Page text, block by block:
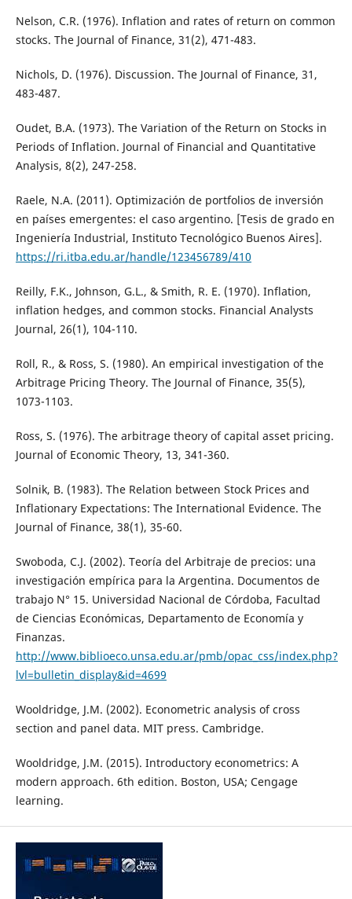
Nelson, C.R. (1976). Inflation and rates of return on common
stocks. The Journal of Finance, 31(2), 471-483.
Nichols, D. (1976). Discussion. The Journal of Finance, 31,
483-487.
Oudet, B.A. (1973). The Variation of the Return on Stocks in
Periods of Inflation. Journal of Financial and Quantitative
Analysis, 8(2), 247-258.
Raele, N.A. (2011). Optimización de portfolios de inversión
en países emergentes: el caso argentino. [Tesis de grado en
Ingeniería Industrial, Instituto Tecnológico Buenos Aires].
https://ri.itba.edu.ar/handle/123456789/410
Reilly, F.K., Johnson, G.L., & Smith, R. E. (1970). Inflation,
inflation hedges, and common stocks. Financial Analysts
Journal, 26(1), 104-110.
Roll, R., & Ross, S. (1980). An empirical investigation of the
Arbitrage Pricing Theory. The Journal of Finance, 35(5),
1073-1103.
Ross, S. (1976). The arbitrage theory of capital asset pricing.
Journal of Economic Theory, 13, 341-360.
Solnik, B. (1983). The Relation between Stock Prices and
Inflationary Expectations: The International Evidence. The
Journal of Finance, 38(1), 35-60.
Swoboda, C.J. (2002). Teoría del Arbitraje de precios: una
investigación empírica para la Argentina. Documentos de
trabajo N° 15. Universidad Nacional de Córdoba, Facultad
de Ciencias Económicas, Departamento de Economía y
Finanzas.
http://www.biblioeco.unsa.edu.ar/pmb/opac_css/index.php?
lvl=bulletin_display&id=4699
Wooldridge, J.M. (2002). Econometric analysis of cross
section and panel data. MIT press. Cambridge.
Wooldridge, J.M. (2015). Introductory econometrics: A
modern approach. 6th edition. Boston, USA; Cengage
learning.